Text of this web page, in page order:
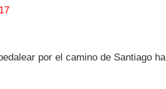
por el camino de Santiago ha